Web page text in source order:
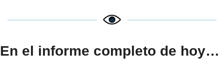
En el informe completo de hoy…